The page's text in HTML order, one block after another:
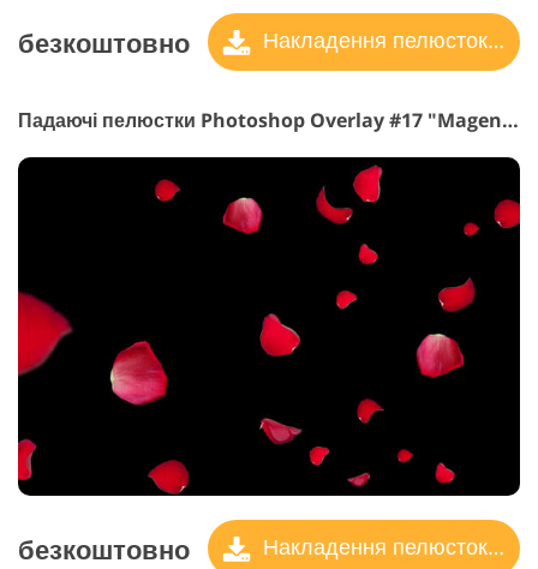
безкоштовно Накладення пелюсток троянд
Падаючі пелюстки Photoshop Overlay #17 "Magenta Shades"
безкоштовно Накладення пелюсток троянд